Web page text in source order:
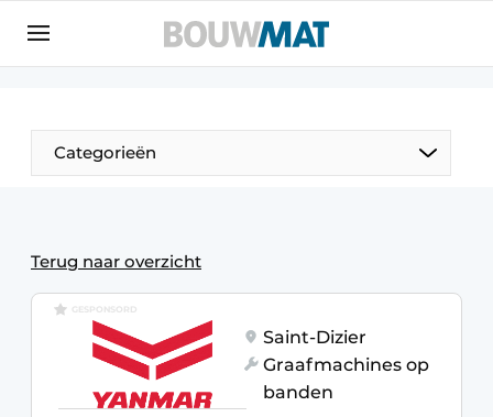
Aanmelden
Bedrijven
Bedrijven
Direct contact
Evenement aanmelden
Meest gelezen
Categorieën
Terug naar overzicht
GESPONSORD
Saint-Dizier
Graafmachines op
banden